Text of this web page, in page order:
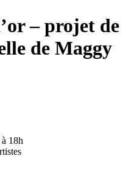
– projet de
de Maggy
18h